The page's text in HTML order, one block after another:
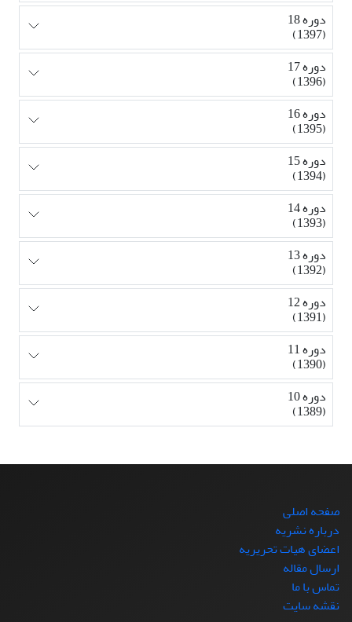
دوره 18
(1397)
دوره 17
(1396)
دوره 16
(1395)
دوره 15
(1394)
دوره 14
(1393)
دوره 13
(1392)
دوره 12
(1391)
دوره 11
(1390)
دوره 10
(1389)
صفحه اصلی
درباره نشریه
اعضای هیات تحریریه
ارسال مقاله
تماس با ما
نقشه سایت